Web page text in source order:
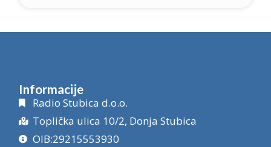
Informacije
Radio Stubica d.o.o.
Toplička ulica 10/2, Donja Stubica
OIB:29215553930